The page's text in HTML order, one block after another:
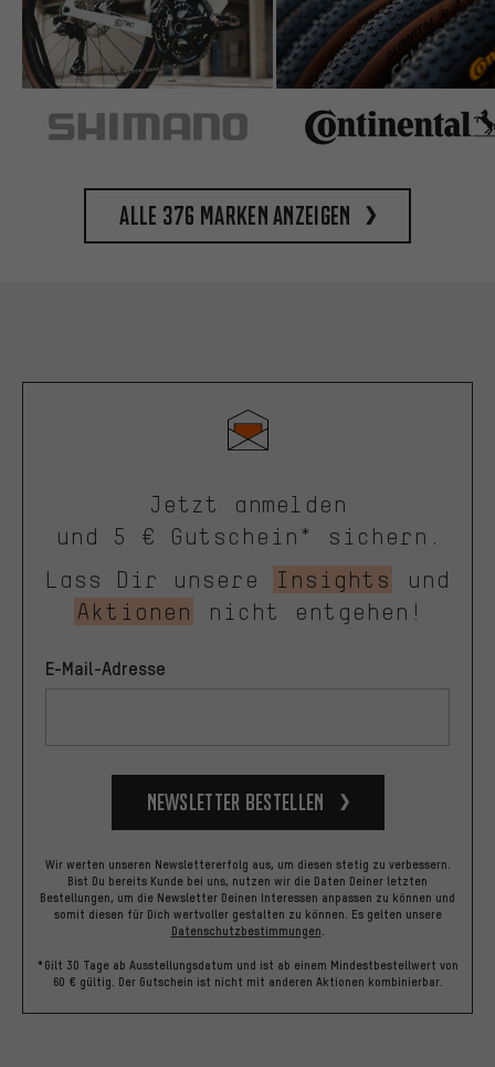
Alle 376 Marken anzeigen
Jetzt anmelden
und 5 € Gutschein* sichern.
Lass Dir unsere
Insights
und
Aktionen
nicht entgehen!
E-Mail-Adresse
Newsletter bestellen
Wir werten unseren Newslettererfolg aus, um diesen stetig zu verbessern.
Bist Du bereits Kunde bei uns, nutzen wir die Daten Deiner letzten
Bestellungen, um die Newsletter Deinen Interessen anpassen zu können und
somit diesen für Dich wertvoller gestalten zu können. Es gelten unsere
Datenschutzbestimmungen.
*Gilt 30 Tage ab Ausstellungsdatum und ist ab einem Mindestbestellwert von
60 € gültig. Der Gutschein ist nicht mit anderen Aktionen kombinierbar.